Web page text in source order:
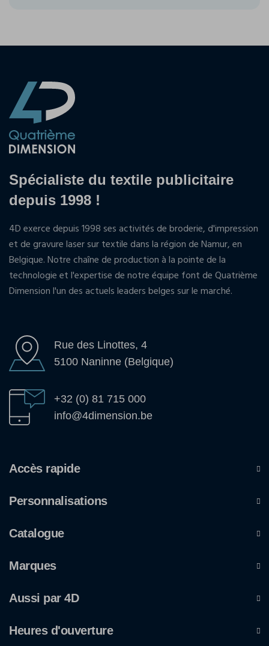
Spécialiste du textile publicitaire
depuis 1998 !
4D exerce depuis 1998 ses activités de broderie, d'impression
et de gravure laser sur textile dans la région de Namur, en
Belgique. Notre chaîne de production à la pointe de la
technologie et l'expertise de notre équipe font de Quatrième
Dimension l'un des actuels leaders belges sur le marché.
Rue des Linottes, 4
5100 Naninne (Belgique)
+32 (0) 81 715 000
info@4dimension.be
Accès rapide
Personnalisations
Catalogue
Marques
Aussi par 4D
Heures d'ouverture